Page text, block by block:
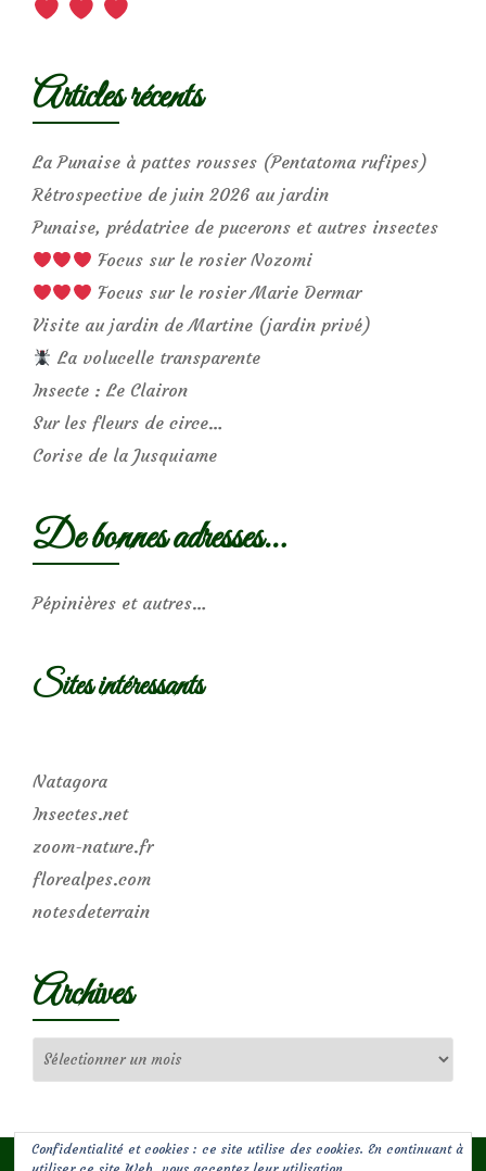
Articles récents
La Punaise à pattes rousses (Pentatoma rufipes)
Rétrospective de juin 2026 au jardin
Punaise, prédatrice de pucerons et autres insectes
Focus sur le rosier Nozomi
Focus sur le rosier Marie Dermar
Visite au jardin de Martine (jardin privé)
La volucelle transparente
Insecte : Le Clairon
Sur les fleurs de circe…
Corise de la Jusquiame
De bonnes adresses…
Pépinières et autres…
Sites intéressants
Natagora
Insectes.net
zoom-nature.fr
florealpes.com
notesdeterrain
Archives
Confidentialité et cookies : ce site utilise des cookies. En continuant à